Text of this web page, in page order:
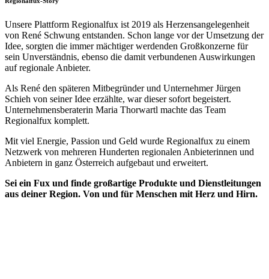
Unsere Plattform Regionalfux ist 2019 als Herzensangelegenheit
von René Schwung entstanden. Schon lange vor der Umsetzung der
Idee, sorgten die immer mächtiger werdenden Großkonzerne für
sein Unverständnis, ebenso die damit verbundenen Auswirkungen
auf regionale Anbieter.
Als René den späteren Mitbegründer und Unternehmer Jürgen
Schieh von seiner Idee erzählte, war dieser sofort begeistert.
Unternehmensberaterin Maria Thorwartl machte das Team
Regionalfux komplett.
Mit viel Energie, Passion und Geld wurde Regionalfux zu einem
Netzwerk von mehreren Hunderten regionalen Anbieterinnen und
Anbietern in ganz Österreich aufgebaut und erweitert.
Sei ein Fux und finde großartige Produkte und Dienstleitungen
aus deiner Region. Von und für Menschen mit Herz und Hirn.